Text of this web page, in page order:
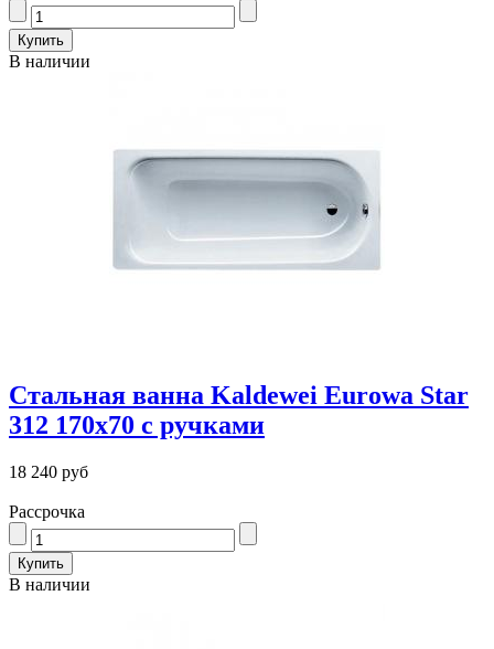
В наличии
Стальная ванна Kaldewei Eurowa Star
312 170x70 с ручками
18 240 руб
Рассрочка
В наличии